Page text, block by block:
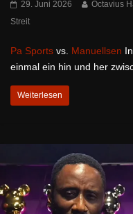
29. Juni 2026 Octavius
Streit
Pa Sports vs. Manuellsen
einmal ein hin und her
Weiterlesen